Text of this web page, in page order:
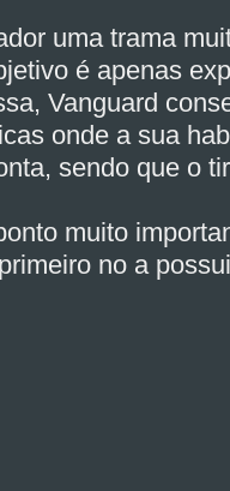
uma trama
é apenas
Vanguard
onde a sua
sendo que o
muito
no a